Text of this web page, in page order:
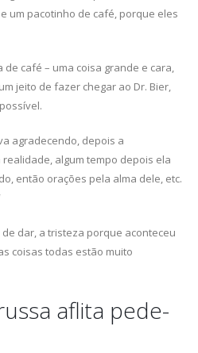
um pacotinho de café, porque eles
de café – uma coisa grande e cara,
jeito de fazer chegar ao Dr. Bier,
agradecendo, depois a
algum tempo depois ela
então orações pela alma dele, etc.
dar, a tristeza porque aconteceu
coisas todas estão muito
aflita pede-